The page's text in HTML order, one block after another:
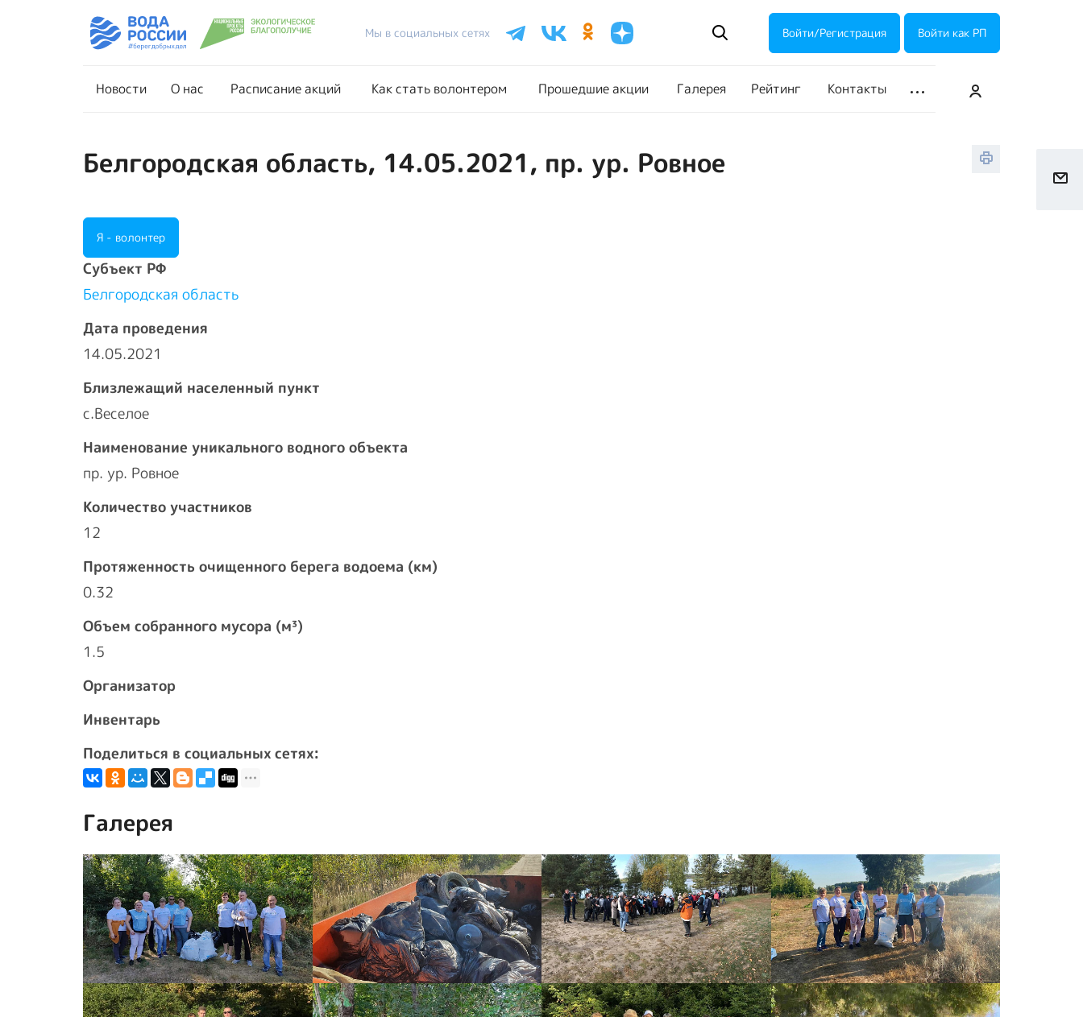
Мы в социальных сетях Войти/Регистрация Войти как РП
Новости О нас Расписание акций Как стать волонтером Прошедшие акции Галерея Рейтинг Контакты
Новости О нас Как стать волонтером Прошедшие акции
Белгородская область, 14.05.2021, пр. ур. Ровное
Я - волонтер
Cубъект РФ
Белгородская область
Дата проведения
14.05.2021
Близлежащий населенный пункт
с.Веселое
Наименование уникального водного объекта
пр. ур. Ровное
Количество участников
12
Протяженность очищенного берега водоема (км)
0.32
Объем собранного мусора (м³)
1.5
Организатор
Инвентарь
Поделиться в социальных сетях:
Галерея